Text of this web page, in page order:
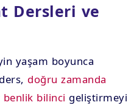
Dersleri ve
yaşam boyunca
doğru zamanda
benlik bilinci geliştirmeyi